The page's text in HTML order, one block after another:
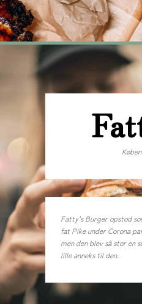
Fatty’s Burger opstod
fat Pike under Corona
men den blev så stor en
lille anneks til den.